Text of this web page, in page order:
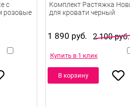
1 890 руб. 2 100 руб.
Купить в 1 клик
В корзину